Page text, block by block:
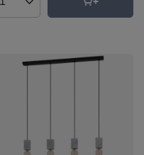
Ilość produktów